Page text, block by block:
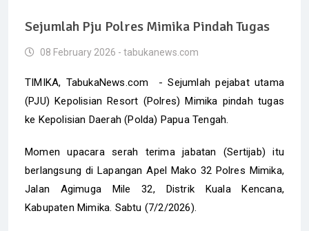
Sejumlah Pju Polres Mimika Pindah Tugas
08 February 2026 - tabukanews.com
TIMIKA, TabukaNews.com - Sejumlah pejabat utama
(PJU) Kepolisian Resort (Polres) Mimika pindah tugas
ke Kepolisian Daerah (Polda) Papua Tengah.
Momen upacara serah terima jabatan (Sertijab) itu
berlangsung di Lapangan Apel Mako 32 Polres Mimika,
Jalan Agimuga Mile 32, Distrik Kuala Kencana,
Kabupaten Mimika. Sabtu (7/2/2026).